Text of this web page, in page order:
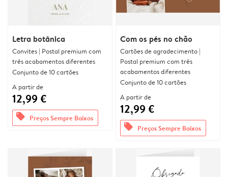
Letra botânica
Convites | Postal premium com
três acabamentos diferentes
Conjunto de 10 cartões
A partir de
12,99 €
offers Preços Sempre Baixos
Com os pés no chão
Cartões de agradecimento |
Postal premium com três
acabamentos diferentes
Conjunto de 10 cartões
A partir de
12,99 €
offers Preços Sempre Baixos